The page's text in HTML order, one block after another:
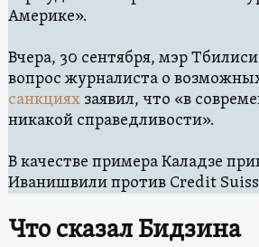
Америке».
Вчера, 30 сентября, мэр
вопрос журналиста о
санкциях заявил, что «в
никакой справедливости».
В качестве примера Каладзе
Иванишвили против Credit
Что сказал Бидзина